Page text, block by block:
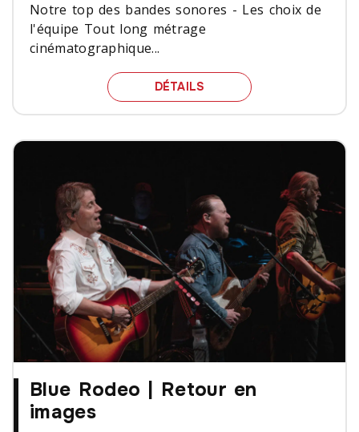
Notre top des bandes sonores - Les choix de
l'équipe Tout long métrage
cinématographique...
DÉTAILS NOTRE TOP DES
Blue Rodeo | Retour en
images